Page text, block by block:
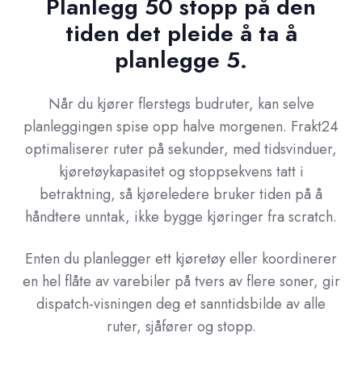
Planlegg 50 stopp på den
tiden det pleide å ta å
planlegge 5.
Når du kjører flerstegs budruter, kan selve
planleggingen spise opp halve morgenen. Frakt24
optimaliserer ruter på sekunder, med tidsvinduer,
kjøretøykapasitet og stoppsekvens tatt i
betraktning, så kjøreledere bruker tiden på å
håndtere unntak, ikke bygge kjøringer fra scratch.
Enten du planlegger ett kjøretøy eller koordinerer
en hel flåte av varebiler på tvers av flere soner, gir
dispatch-visningen deg et sanntidsbilde av alle
ruter, sjåfører og stopp.